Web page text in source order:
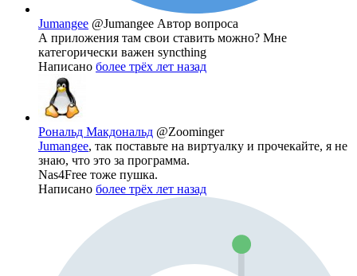
Jumangee @Jumangee Автор вопроса
А приложения там свои ставить можно? Мне
категорически важен syncthing
Написано более трёх лет назад
Рональд Макдональд @Zoominger
Jumangee, так поставьте на виртуалку и прочекайте, я не
знаю, что это за программа.
Nas4Free тоже пушка.
Написано более трёх лет назад